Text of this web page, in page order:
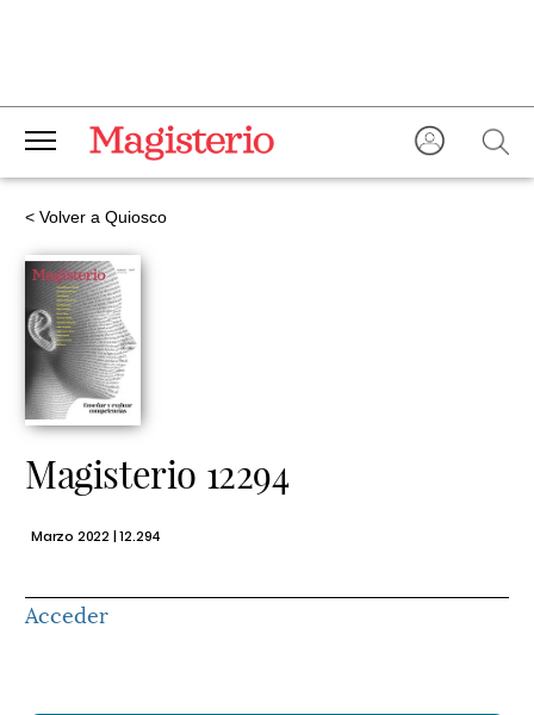
< Volver a Quiosco
Magisterio 12294
Marzo 2022 | 12.294
Acceder